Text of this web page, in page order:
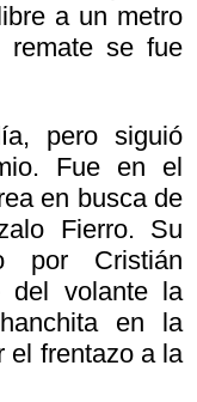
a un metro
se fue
pero siguió
Fue en el
en busca de
Fierro. Su
por Cristián
del volante la
en la
el frentazo a la